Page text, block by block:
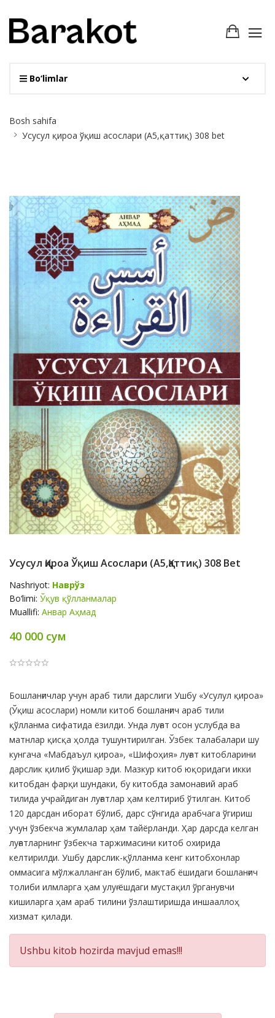
Bo‘limlar
Breadcrumb
Bosh sahifa
Усусул қироа ўқиш асослари (A5,қаттиқ) 308 bet
Усусул Қироа Ўқиш Асослари (A5,қаттиқ) 308 Bet
Nashriyot: Наврўз
Bo‘limi: Ўқув қўлланмалар
Muallifi: Анвар Аҳмад
40 000 сум
Product
Summery
Бошланғичлар учун араб тили дарслиги Ушбу «Усулул қироа»
(Ўқиш асослари) номли китоб бошланғич араб тили
қўлланма сифатида ёзилди. Унда луғат осон услубда ва
матнлар қисқа ҳолда тушунтирилган. Ўзбек талабалари шу
кунгача «Мабдаъул қироа», «Шифоҳия» луғат китобларини
дарслик қилиб ўқишар эди. Мазкур китоб юқоридаги икки
китобдан фарқи шундаки, бу китобда замонавий араб
тилида учрайдиган луғатлар ҳам келтириб ўтилган. Китоб
120 дарсдан иборат бўлиб, дарс сўнгида арабчага ўгириш
учун ўзбекча жумлалар ҳам тайёрланди. Ҳар дарсда келган
луғатларнинг ўзбекча таржимасини китоб охирида
келтирилди. Ушбу дарслик-қўлланма кенг китобхонлар
оммасига мўлжалланган бўлиб, мактаб ёшидаги бошланғич
толиби илмларга ҳам улуғ ёшдаги мустақил ўрганувчи
кишиларга ҳам араб тилини ўзлаштиришда иншааллоҳ
хизмат қилади.
Ushbu kitob hozirda mavjud emas!!!